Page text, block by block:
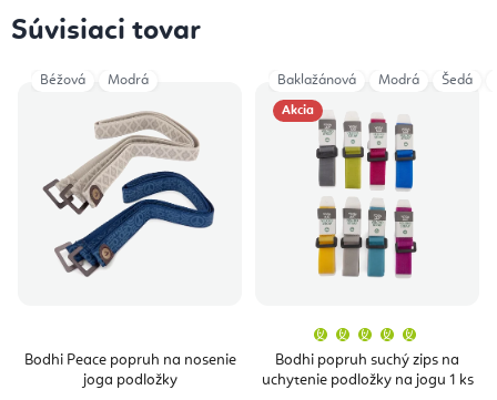
Súvisiaci tovar
Bodhi Peace popruh na nosenie
joga podložky
Béžová Modrá
Akcia
Bodhi popruh suchý zips na
uchytenie podložky na jogu 1 ks
produktu
je
5,0
Baklažánová Modrá Šedá